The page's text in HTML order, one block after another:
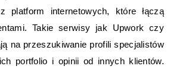
platform internetowych, które łączą
Takie serwisy jak Upwork czy
na przeszukiwanie profili specjalistów
portfolio i opinii od innych klientów.